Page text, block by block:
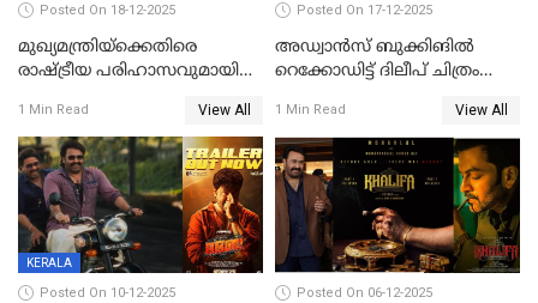
Posted On 18-12-2025
മുഖ്യമന്ത്രിയ്ക്കെതിരെ
രാഷ്ട്രീയ പരിഹാസവുമായി
1 Min Read View All
Posted On 17-12-2025
അഡ്വാൻസ് ബുക്കിങിൽ
റെക്കോഡിട്ട് ദിലീപ് ചിത്രം
റെക്കോർഡ് വിൽപ്പന;
മണിക്കൂറില്‍ വിറ്റത്
1000ത്തിന് മുകളിൽ ടിക്കറ്റ്
1 Min Read View All
KERALA
Posted On 10-12-2025 Posted On 06-12-2025